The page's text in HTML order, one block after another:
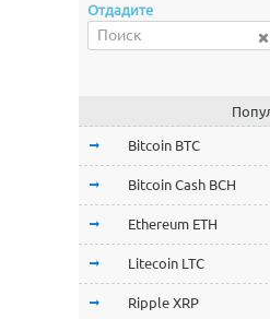
Отдадите
Bitcoin BTC
Bitcoin Cash BCH
Ethereum ETH
Litecoin LTC
Ripple XRP